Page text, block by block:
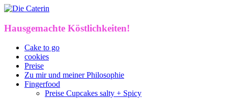
Hausgemachte Köstlichkeiten!
Cake to go
cookies
Preise
Zu mir und meiner Philosophie
Fingerfood
Preise Cupcakes salty + Spicy